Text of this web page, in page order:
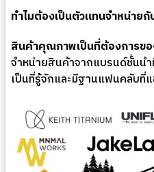
ทำไมต้องเป็นตัวแทนจำหน่ายกั
สินค้าคุณภาพเป็นที่ต้องการข
จำหน่ายสินค้าจากแบรนด์ชั้นน
เป็นที่รู้จักและมีฐานแฟนคลับที่